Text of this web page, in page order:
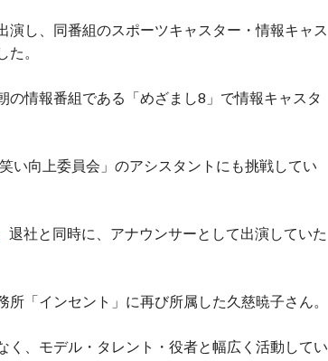
演し、同番組のスポーツキャスター・情報キャス
。
の情報番組である「めざまし8」で情報キャスタ
い向上委員会」のアシスタントにも挑戦してい
退社と同時に、アナウンサーとして出演していた
「インセント」に再び所属した久慈暁子さん。
、モデル・タレント・役者と幅広く活動してい